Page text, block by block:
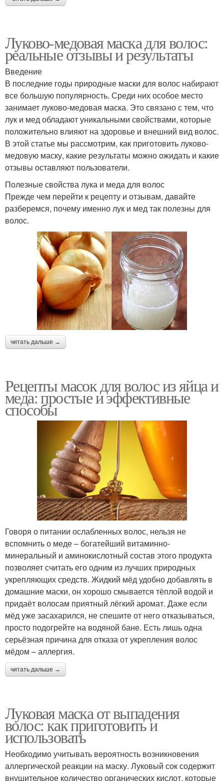
Луково-медовая маска для волос:
реальные отзывы и результаты
Введение
В последние годы природные маски для волос набирают
все большую популярность. Среди них особое место
занимает луково-медовая маска. Это связано с тем, что
лук и мед обладают уникальными свойствами, которые
положительно влияют на здоровье и внешний вид волос.
В этой статье мы рассмотрим, как приготовить луково-
медовую маску, какие результаты можно ожидать и какие
отзывы оставляют пользователи.
Полезные свойства лука и меда для волос
Прежде чем перейти к рецепту и отзывам, давайте
разберемся, почему именно лук и мед так полезны для
волос.
читать дальше →
Рецепты масок для волос из яйца и
меда: простые и эффективные
способы
Говоря о питании ослабленных волос, нельзя не
вспомнить о меде – богатейший витаминно-
минеральный и аминокислотный состав этого продукта
позволяет считать его одним из лучших природных
укрепляющих средств. Жидкий мёд удобно добавлять в
домашние маски, он хорошо смывается тёплой водой и
придаёт волосам приятный лёгкий аромат. Даже если
мёд уже засахарился, не спешите от него отказываться,
просто подогрейте на водяной бане. Есть лишь одна
серьёзная причина для отказа от укрепления волос
мёдом – аллергия.
читать дальше →
Луковая маска от выпадения
волос: как приготовить и
использовать
Необходимо учитывать вероятность возникновения
аллергической реакции на маску. Луковый сок содержит
внушительное количество органических кислот, которые